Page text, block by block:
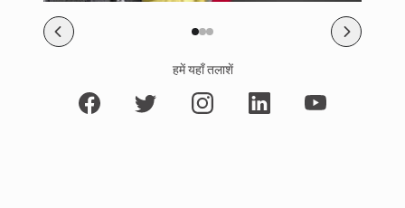
हमें यहाँ तलाशें